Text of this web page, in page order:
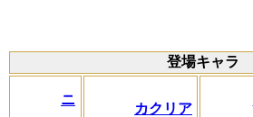
登場キャラ
ニ
カクリア